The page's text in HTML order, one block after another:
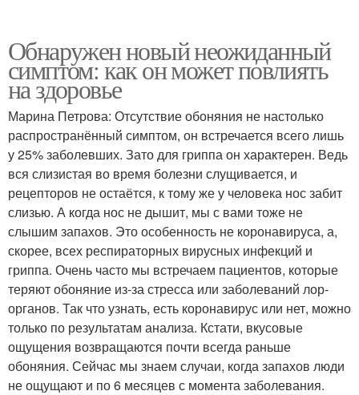
Обнаружен новый неожиданный
симптом: как он может повлиять
на здоровье
Марина Петрова: Отсутствие обоняния не настолько
распространённый симптом, он встречается всего лишь
у 25% заболевших. Зато для гриппа он характерен. Ведь
вся слизистая во время болезни слущивается, и
рецепторов не остаётся, к тому же у человека нос забит
слизью. А когда нос не дышит, мы с вами тоже не
слышим запахов. Это особенность не коронавируса, а,
скорее, всех респираторных вирусных инфекций и
гриппа. Очень часто мы встречаем пациентов, которые
теряют обоняние из-за стресса или заболеваний лор-
органов. Так что узнать, есть коронавирус или нет, можно
только по результатам анализа. Кстати, вкусовые
ощущения возвращаются почти всегда раньше
обоняния. Сейчас мы знаем случаи, когда запахов люди
не ощущают и по 6 месяцев с момента заболевания.